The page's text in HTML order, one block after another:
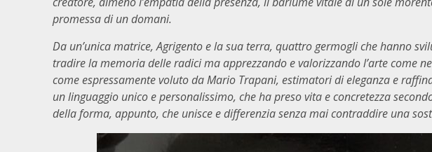
promessa di un domani.
Da un’unica matrice, Agrigento e la sua terra, quattro germogli che hanno
tradire la memoria delle radici ma apprezzando e valorizzando l’arte come
come espressamente voluto da Mario Trapani, estimatori di eleganza e
un linguaggio unico e personalissimo, che ha preso vita e concretezza
della forma, appunto, che unisce e differenzia senza mai contraddire una